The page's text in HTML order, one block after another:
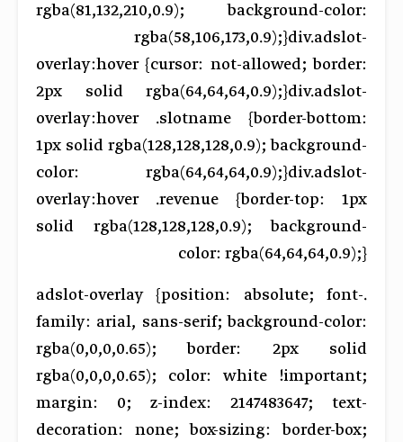
rgba(81,132,210,0.9); background-color:
rgba(58,106,173,0.9);}div.adslot-
overlay:hover {cursor: not-allowed; border:
2px solid rgba(64,64,64,0.9);}div.adslot-
overlay:hover .slotname {border-bottom:
1px solid rgba(128,128,128,0.9); background-
color: rgba(64,64,64,0.9);}div.adslot-
overlay:hover .revenue {border-top: 1px
solid rgba(128,128,128,0.9); background-
color: rgba(64,64,64,0.9);}
.adslot-overlay {position: absolute; font-
family: arial, sans-serif; background-color:
rgba(0,0,0,0.65); border: 2px solid
rgba(0,0,0,0.65); color: white !important;
margin: 0; z-index: 2147483647; text-
decoration: none; box-sizing: border-box;